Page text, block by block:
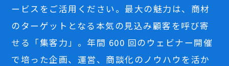
ービスをご活用ください。最大の魅力は、商材
のターゲットとなる本気の見込み顧客を呼び寄
せる「集客力」。年間 600 回のウェビナー開催
で培った企画、運営、商談化のノウハウを活か